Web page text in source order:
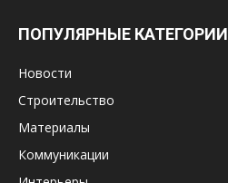
ПОПУЛЯРНЫЕ КАТЕГОРИИ
Новости
Строительство
Материалы
Коммуникации